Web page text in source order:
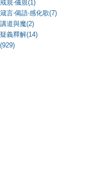
戒規‧儀規(1)
箴言‧偈語‧感化歌(7)
講道與魔(2)
疑義釋解(14)
(929)